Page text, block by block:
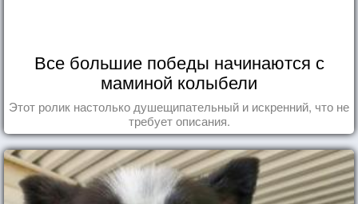
Все большие победы начинаются с
маминой колыбели
Этот ролик настолько душещипательный и искренний, что не
требует описания.